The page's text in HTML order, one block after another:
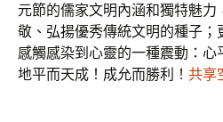
元節的儒家文明內涵和獨特魅
敬、弘揚優秀傳統文明的種子；
感觸感染到心靈的一種震動：心
地平而天成！成允而勝利！ 共享